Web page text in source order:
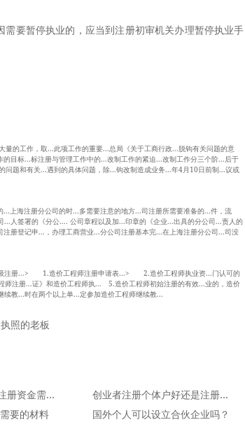
要暂停执业的，应当到注册初审机关办理暂停执业手
的工作，取...此项工作的重要...总局《关于工商行政...脱钩有关问题的意
目标...标注册与管理工作中的...改制工作的紧迫...改制工作分三个阶...后于
题和有关...遇到的具体问题，除...钩改制造成业务...年4月10日前制...议或
上海注册分公司的时...多需要注意的地方...司注册所需要准备的...件，流
人签署的《分公.... 公司章程以及加...印章的《企业...出具的分公司...责人的
册登记申...，办理工商营业...分公司注册基本完...在上海注册分公司...司没
级注册...> 1.造价工程师注册申请表...> 2.造价工程师执业资...门认可的
师注册...证》和造价工程师执... 5.造价工程师初始注册的有效...业的，造价
教...时在两个以上单...定参加造价工程师继续教...
照的老板
上海注册有限公司注册资金需要多少
创业者注册个体户好还是注册公司好？
要的材料 国外个人可以设立合伙企业吗？